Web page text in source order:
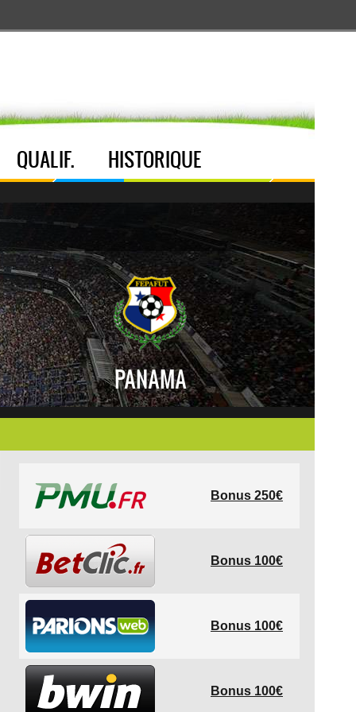
QUALIF. HISTORIQUE
PANAMA
Bonus 250€
Bonus 100€
Bonus 100€
Bonus 100€